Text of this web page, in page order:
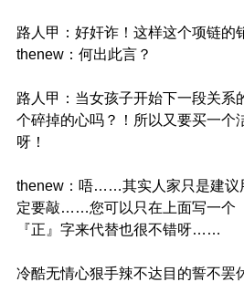
路人甲：好奸诈！这样这个项链的
thenew：何出此言？
路人甲：当女孩子开始下一段关系
个碎掉的心吗？！所以又要买一个
呀！
thenew：唔……其实人家只是建议
定要敲……您可以只在上面写一个
『正』字来代替也很不错呀……
冷酷无情心狠手辣不达目的誓不罢